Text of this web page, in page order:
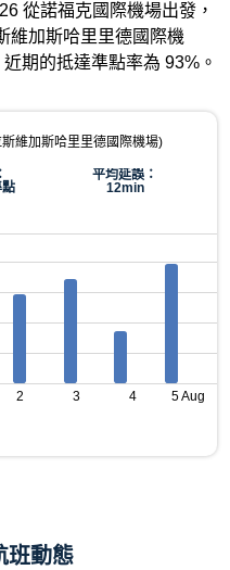
從諾福克國際機場出發，
維加斯哈里里德國際機
期的抵達準點率為 93%。
維加斯哈里里德國際機場)
平均延誤：
12min
2 3 4 5 Aug
班動態